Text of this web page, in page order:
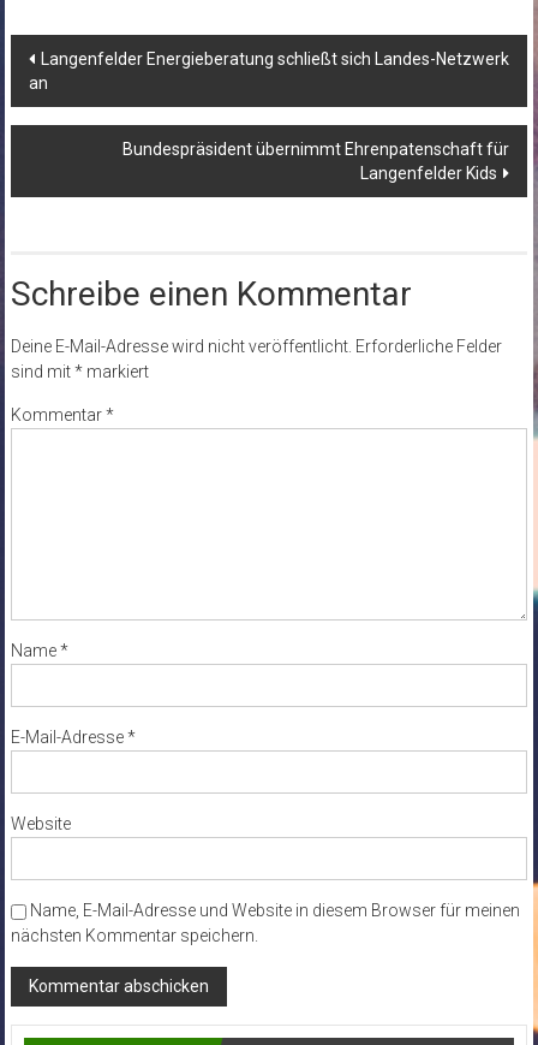
Beitragsnavigation
Langenfelder Energieberatung schließt sich Landes-Netzwerk
an
Bundespräsident übernimmt Ehrenpatenschaft für
Langenfelder Kids
Schreibe einen Kommentar
Deine E-Mail-Adresse wird nicht veröffentlicht. Erforderliche Felder
sind mit*markiert
Kommentar*
Name*
E-Mail-Adresse*
Website
Name, E-Mail-Adresse und Website in diesem Browser für meinen
nächsten Kommentar speichern.